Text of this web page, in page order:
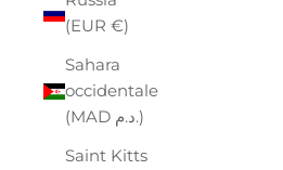
(EUR €)
Sahara
occidentale
(MAD د.م.)
Saint Kitts